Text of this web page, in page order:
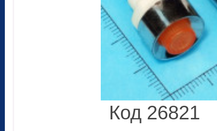
Код 26821